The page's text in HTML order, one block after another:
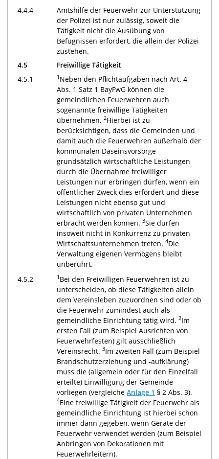
4.4.4
Amtshilfe der Feuerwehr zur Unterstützung
der Polizei ist nur zulässig, soweit die
Tätigkeit nicht die Ausübung von
Befugnissen erfordert, die allein der Polizei
zustehen.
4.5
Freiwillige Tätigkeit
4.5.1
1 Neben den Pflichtaufgaben nach Art. 4
Abs. 1 Satz 1 BayFwG können die
gemeindlichen Feuerwehren auch
sogenannte freiwillige Tätigkeiten
übernehmen. 2Hierbei ist zu
berücksichtigen, dass die Gemeinden und
damit auch die Feuerwehren außerhalb der
kommunalen Daseinsvorsorge
grundsätzlich wirtschaftliche Leistungen
durch die Übernahme freiwilliger
Leistungen nur erbringen dürfen, wenn ein
öffentlicher Zweck dies erfordert und diese
Leistungen nicht ebenso gut und
wirtschaftlich von privaten Unternehmen
erbracht werden können. 3Sie dürfen
insoweit nicht in Konkurrenz zu privaten
Wirtschaftsunternehmen treten. 4Die
Verwaltung eigenen Vermögens bleibt
unberührt.
4.5.2
1 Bei den Freiwilligen Feuerwehren ist zu
unterscheiden, ob diese Tätigkeiten allein
dem Vereinsleben zuzuordnen sind oder ob
die Feuerwehr zumindest auch als
gemeindliche Einrichtung tätig wird. 2Im
ersten Fall (zum Beispiel Ausrichten von
Feuerwehrfesten) gilt ausschließlich
Vereinsrecht. 3Im zweiten Fall (zum Beispiel
Brandschutzerziehung und -aufklärung)
muss die (allgemein oder für den Einzelfall
erteilte) Einwilligung der Gemeinde
vorliegen (vergleiche Anlage 1 § 2 Abs. 3).
4Eine freiwillige Tätigkeit der Feuerwehr als
gemeindliche Einrichtung ist hierbei schon
immer dann gegeben, wenn Geräte der
Feuerwehr verwendet werden (zum Beispiel
Anbringen von Dekorationen mit
Feuerwehrleitern).